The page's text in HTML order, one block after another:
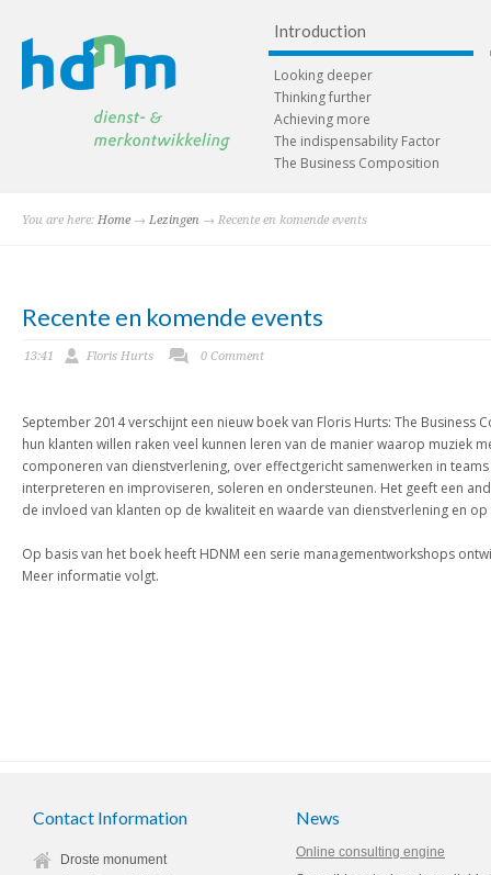
Introduction
Looking deeper
Thinking further
Achieving more
The indispensability Factor
The Business Composition
You are here: Home → Lezingen → Recente en komende events
Recente en komende events
13:41 Floris Hurts 0 Comment
September 2014 verschijnt een nieuw boek van Floris Hurts: The
hun klanten willen raken veel kunnen leren van de manier waarop muziek
componeren van dienstverlening, over effectgericht samenwerken in
interpreteren en improviseren, soleren en ondersteunen. Het geeft een
de invloed van klanten op de kwaliteit en waarde van dienstverlening en
Op basis van het boek heeft HDNM een serie managementworkshops
Meer informatie volgt.
Contact Information
Droste monument
News
Online consulting engine